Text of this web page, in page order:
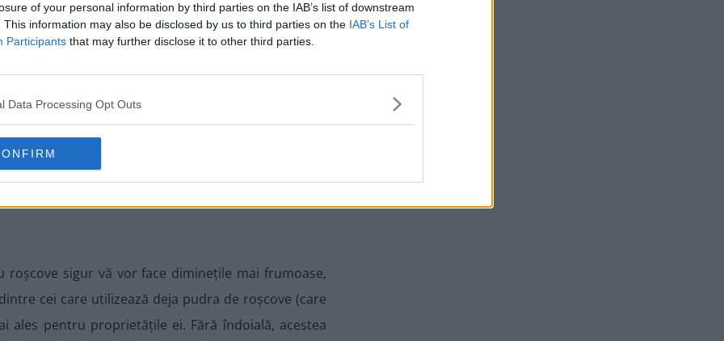
of your personal information by third parties on the IAB’s list of downstream
This information may also be disclosed by us to third parties on the IAB’s List of
Participants that may further disclose it to other third parties.
Data Processing Opt Outs
roșcove sigur vă vor face diminețile mai frumoase,
cei care utilizează deja pudra de roșcove (care
ales pentru proprietățile ei. Fără îndoială, acestea